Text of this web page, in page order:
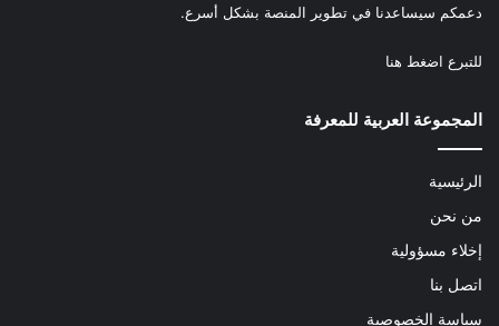
دعمكم سيساعدنا في تطوير المنصة بشكل أسرع.
للتبرع اضغط هنا
المجموعة العربية للمعرفة
الرئيسية
من نحن
إخلاء مسؤولية
اتصل بنا
سياسة الخصوصية